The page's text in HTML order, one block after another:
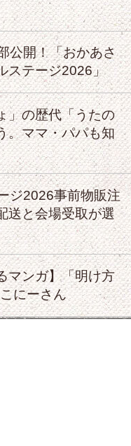
公開！「おかあさ
ステージ2026」
」の歴代「うたの
。ママ・パパも知
ジ2026事前物販注
送と会場受取が選
マンガ】「明け方
にーさん